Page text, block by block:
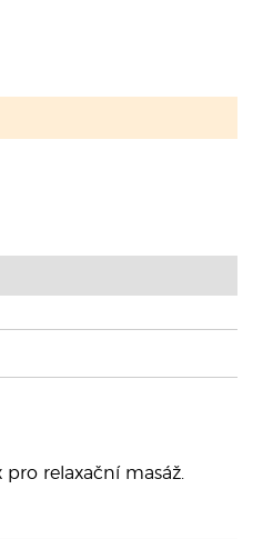
relaxační masáž.